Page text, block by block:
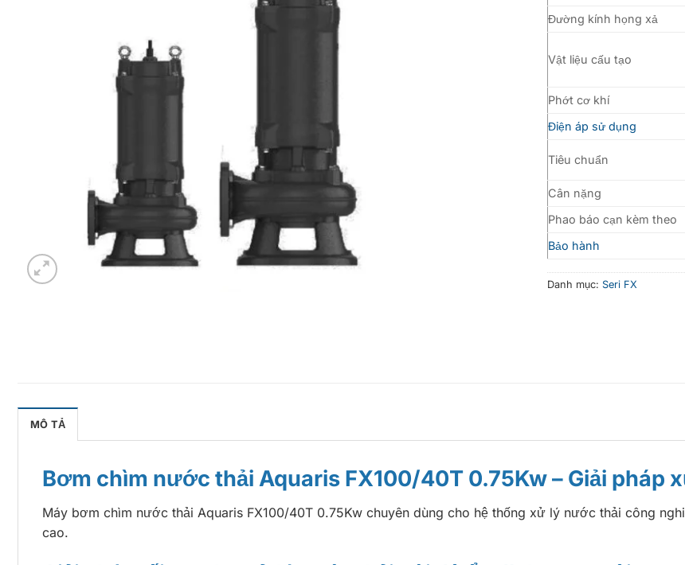
Đường kính họng xả
Vật liệu cấu tạo
Phớt cơ khí
Điện áp sử dụng
Tiêu chuẩn
Cân nặng
Phao báo cạn kèm theo
Bảo hành
Danh mục: Seri FX
MÔ TẢ
Bơm chìm nước thải Aquaris FX100/40T 0.75Kw – Giải pháp
Máy bơm chìm nước thải Aquaris FX100/40T 0.75Kw chuyên dùng cho hệ thống xử lý nước thải công
cao.